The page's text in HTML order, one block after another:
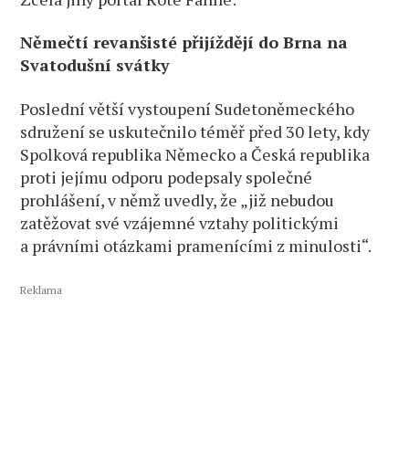
Němečtí revanšisté přijíždějí do Brna na
Svatodušní svátky
Poslední větší vystoupení Sudetoněmeckého
sdružení se uskutečnilo téměř před 30 lety, kdy
Spolková republika Německo a Česká republika
proti jejímu odporu podepsaly společné
prohlášení, v němž uvedly, že „již nebudou
zatěžovat své vzájemné vztahy politickými
a právními otázkami pramenícími z minulosti“.
Reklama